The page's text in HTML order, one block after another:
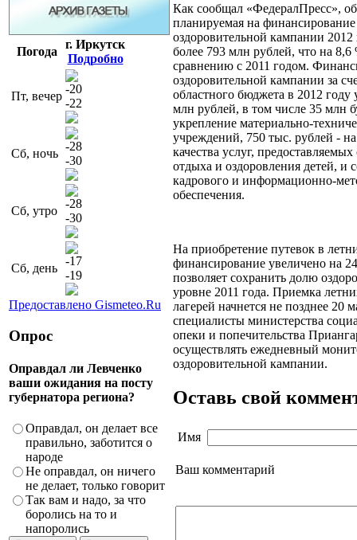
Погода
г. Иркутск
Подробно
Пт, вечер
-20
-22
Сб, ночь
-28
-30
Сб, утро
-28
-30
Сб, день
-17
-19
Предоставлено Gismeteo.Ru
Опрос
Оправдал ли Левченко
ваши ожидания на посту
губернатора региона?
Оправдал, он делает все
правильно, заботится о
народе
Не оправдал, он ничего
не делает, только говорит
Так вам и надо, за что
боролись на то и
напоролись
Как сообщал «ФедералПресс»,
планируемая на финансирование
оздоровительной кампании 2012
более 793 млн рублей, что на
сравнению с 2011 годом.
оздоровительной кампании за
областного бюджета в 2012 году
млн рублей, в том числе 35 млн
укрепление материально-
учреждений, 750 тыс. рублей -
качества услуг,
отдыха и оздоровления детей, и
кадрового и информационно-
обеспечения.
На приобретение путевок в
финансирование увеличено на
позволяет сохранить долю
уровне 2011 года. Приемка
лагерей начнется не позднее 20
специалисты министерства
опеки и попечительства
осуществлять ежедневный
оздоровительной кампании.
Оставь свой
Имя
Ваш комментарий